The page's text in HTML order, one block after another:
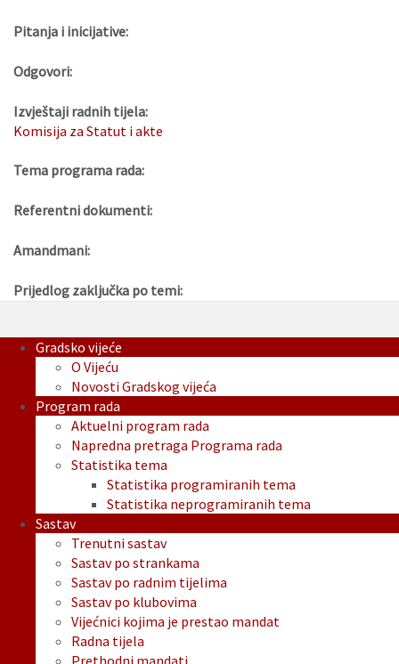
Pitanja i inicijative:
Odgovori:
Izvještaji radnih tijela:
Komisija za Statut i akte
Tema programa rada:
Referentni dokumenti:
Amandmani:
Prijedlog zaključka po temi:
Gradsko vijeće
O Vijeću
Novosti Gradskog vijeća
Program rada
Aktuelni program rada
Napredna pretraga Programa rada
Statistika tema
Statistika programiranih tema
Statistika neprogramiranih tema
Sastav
Trenutni sastav
Sastav po strankama
Sastav po radnim tijelima
Sastav po klubovima
Vijećnici kojima je prestao mandat
Radna tijela